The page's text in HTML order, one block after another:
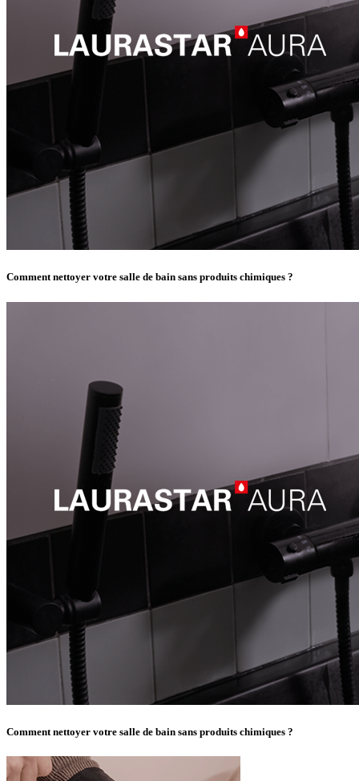
Comment nettoyer votre salle de bain sans produits chimiques ?
Comment nettoyer votre salle de bain sans produits chimiques ?